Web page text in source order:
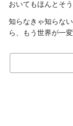
おいてもほんとそ
知らなきゃ知らな
ら、もう世界が一